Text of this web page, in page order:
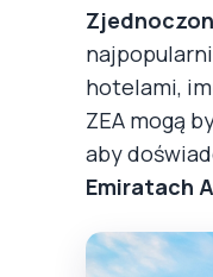
hotelami,
ZEA mogą
aby
Emiratach